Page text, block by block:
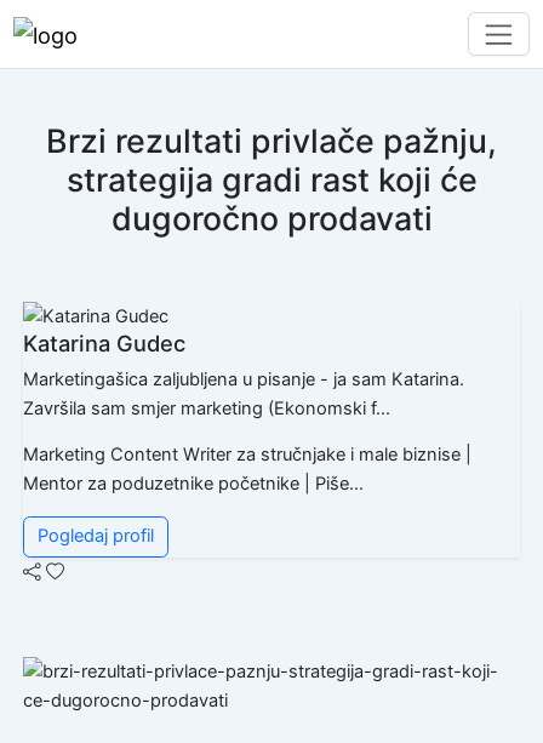
Brzi rezultati privlače pažnju,
strategija gradi rast koji će
dugoročno prodavati
Katarina Gudec
Marketingašica zaljubljena u pisanje - ja sam Katarina.
Završila sam smjer marketing (Ekonomski f...
Marketing Content Writer za stručnjake i male biznise |
Mentor za poduzetnike početnike | Piše...
Pogledaj profil